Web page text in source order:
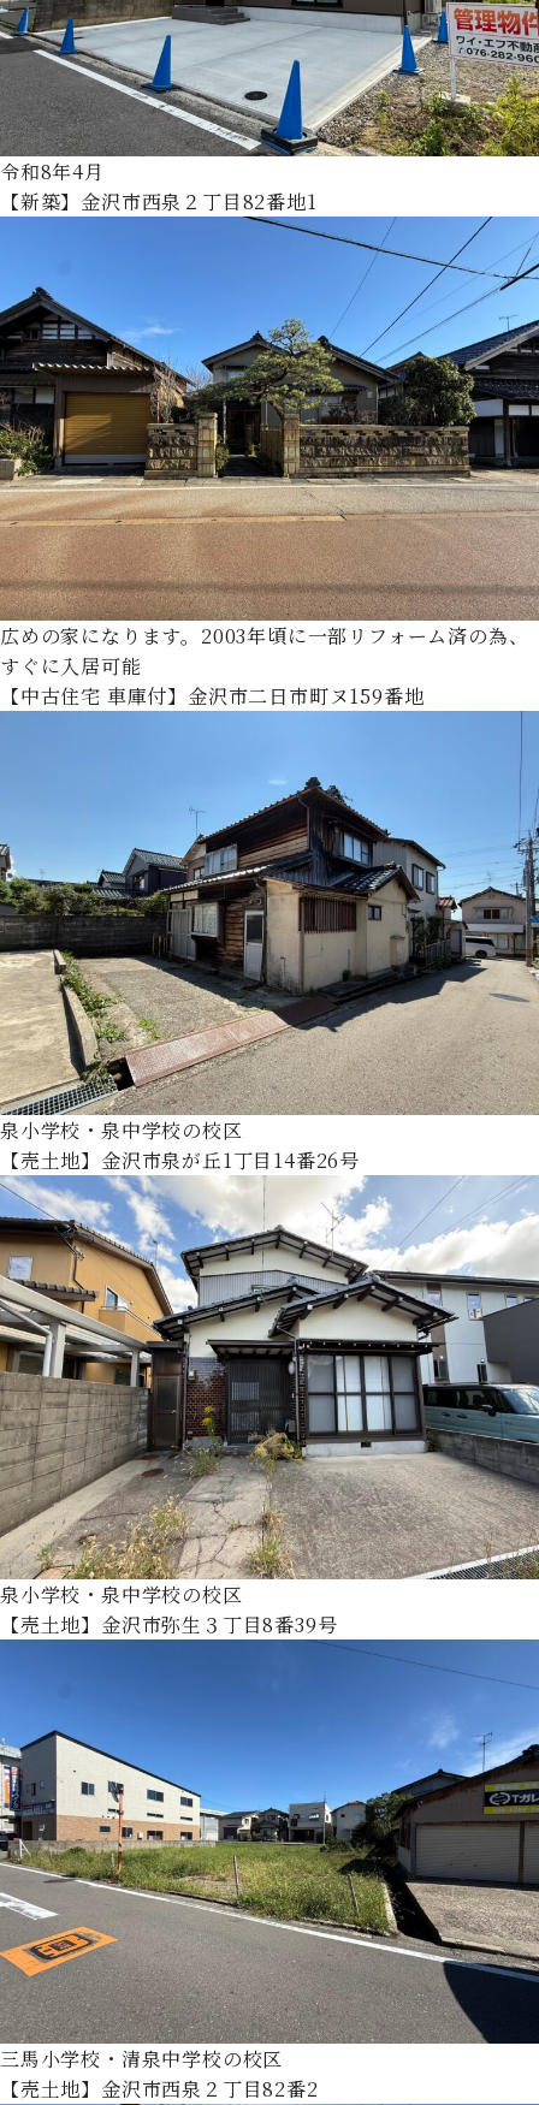
令和8年4月
【新築】金沢市西泉２丁目82番地1
広めの家になります。2003年頃に一部リフォーム済の為、
すぐに入居可能
【中古住宅 車庫付】金沢市二日市町ヌ159番地
泉小学校・泉中学校の校区
【売土地】金沢市泉が丘1丁目14番26号
泉小学校・泉中学校の校区
【売土地】金沢市弥生３丁目8番39号
三馬小学校・清泉中学校の校区
【売土地】金沢市西泉２丁目82番2